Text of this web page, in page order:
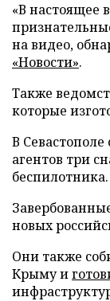
«В настоящее
на видео,
«Новости».
Также
которые
В
агентов три
беспилотника.
новых
Они также
Крыму и